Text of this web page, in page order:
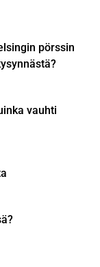
pörssin
vauhti